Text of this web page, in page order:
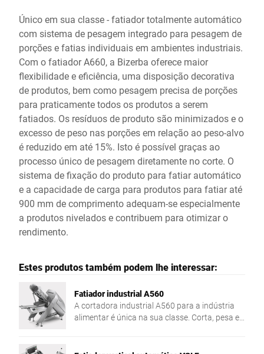
Único em sua classe - fatiador totalmente automático
com sistema de pesagem integrado para pesagem de
porções e fatias individuais em ambientes industriais.
Com o fatiador A660, a Bizerba oferece maior
flexibilidade e eficiência, uma disposição decorativa
de produtos, bem como pesagem precisa de porções
para praticamente todos os produtos a serem
fatiados. Os resíduos de produto são minimizados e o
excesso de peso nas porções em relação ao peso-alvo
é reduzido em até 15%. Isto é possível graças ao
processo único de pesagem diretamente no corte. O
sistema de fixação do produto para fatiar automático
e a capacidade de carga para produtos para fatiar até
900 mm de comprimento adequam-se especialmente
a produtos nivelados e contribuem para otimizar o
rendimento.
Estes produtos também podem lhe interessar:
Fatiador industrial A560
A cortadora industrial A560 para a indústria
alimentar é única na sua classe. Corta, pesa e